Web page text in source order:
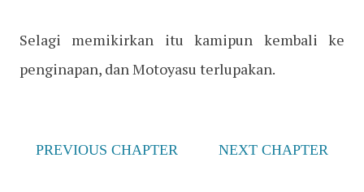
Selagi memikirkan itu kamipun kembali ke
penginapan, dan Motoyasu terlupakan.
PREVIOUS CHAPTER NEXT CHAPTER